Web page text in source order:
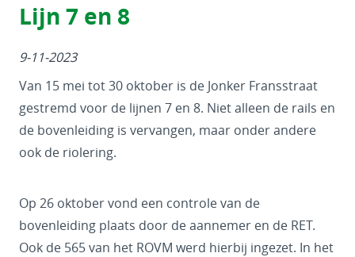
Lijn 7 en 8
9-11-2023
Van 15 mei tot 30 oktober is de Jonker Fransstraat
gestremd voor de lijnen 7 en 8. Niet alleen de rails en
de bovenleiding is vervangen, maar onder andere
ook de riolering.
Op 26 oktober vond een controle van de
bovenleiding plaats door de aannemer en de RET.
Ook de 565 van het ROVM werd hierbij ingezet. In het